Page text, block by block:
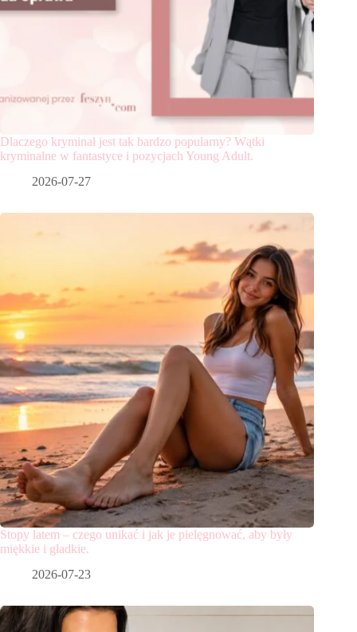
Dlaczego kryminał jest tak bardzo popularny? Wątki
kryminalne w fantastyce i pozycjach Young Adult.
2026-07-27
Stopy latem – czego unikać i jak je pielęgnować, aby były
miękkie i gładkie.
2026-07-23